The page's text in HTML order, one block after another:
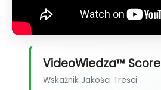
VideoWiedza™ Score
Wskaźnik Jakości Treści